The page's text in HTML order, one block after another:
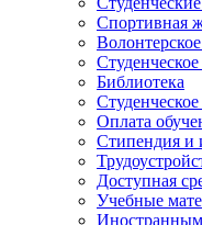
Спортивная
Библиотека
Оплата
Стипендия и
Доступная
Учебные
Иностранным